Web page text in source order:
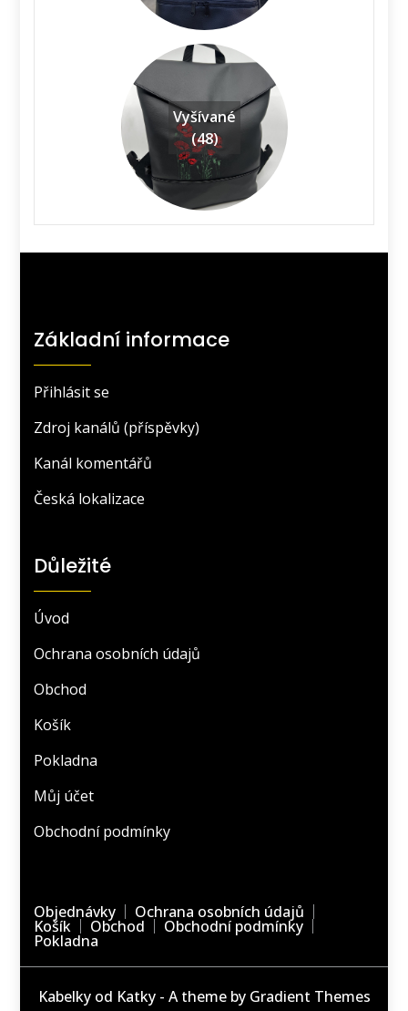
Vyšívané
(48)
Základní informace
Přihlásit se
Zdroj kanálů (příspěvky)
Kanál komentářů
Česká lokalizace
Důležité
Úvod
Ochrana osobních údajů
Obchod
Košík
Pokladna
Můj účet
Obchodní podmínky
Objednávky Ochrana osobních údajů
Košík Obchod Obchodní podmínky
Pokladna
Kabelky od Katky - A theme by Gradient Themes